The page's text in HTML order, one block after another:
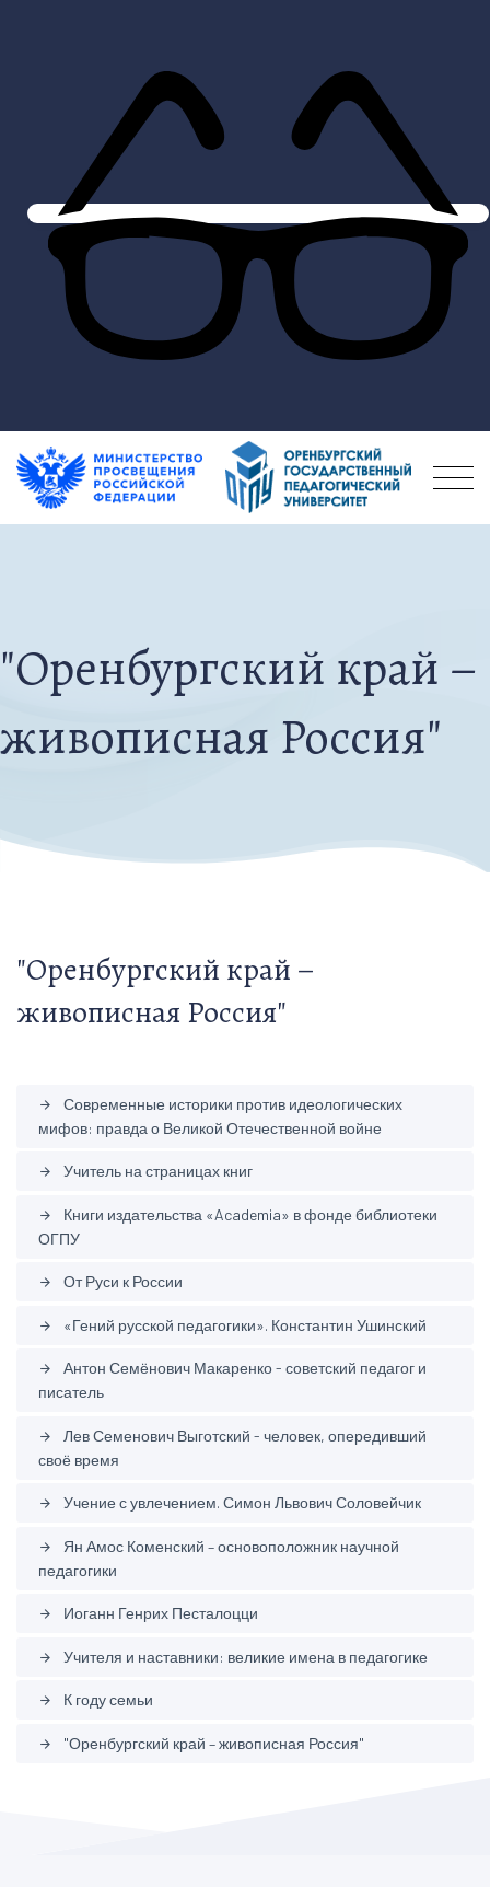
"Оренбургский край –
живописная Россия"
"Оренбургский край –
живописная Россия"
arrow_forward
Современные историки против идеологических
мифов: правда о Великой Отечественной войне
arrow_forward Учитель на страницах книг
arrow_forward
Книги издательства «Academia» в фонде библиотеки
ОГПУ
arrow_forward От Руси к России
arrow_forward «Гений русской педагогики». Константин Ушинский
arrow_forward
Антон Семёнович Макаренко - советский педагог и
писатель
arrow_forward
Лев Семенович Выготский - человек, опередивший
своё время
arrow_forward Учение с увлечением. Симон Львович Соловейчик
arrow_forward
Ян Амос Коменский – основоположник научной
педагогики
arrow_forward Иоганн Генрих Песталоцци
arrow_forward Учителя и наставники: великие имена в педагогике
arrow_forward К году семьи
arrow_forward "Оренбургский край – живописная Россия"